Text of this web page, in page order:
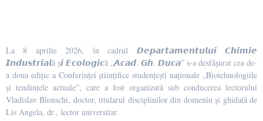
La 8 aprilie 2026, în cadrul 𝘿𝙚𝙥𝙖𝙧𝙩𝙖𝙢𝙚𝙣𝙩𝙪𝙡𝙪𝙞 𝘾𝙝𝙞𝙢𝙞𝙚
𝙄𝙣𝙙𝙪𝙨𝙩𝙧𝙞𝙖𝙡ă ș𝙞 𝙀𝙘𝙤𝙡𝙤𝙜𝙞𝙘ă „𝘼𝙘𝙖𝙙. 𝙂𝙝. 𝘿𝙪𝙘𝙖” s-a desfășurat cea de-
a doua ediție a Conferinței științifice studențești naționale „Biotehnologiile
și tendințele actuale”, care a fost organizată sub conducerea lectorului
Vladislav Blonschi, doctor, titularul disciplinilor din domeniu și ghidată de
Lis Angela, dr., lector universitar.